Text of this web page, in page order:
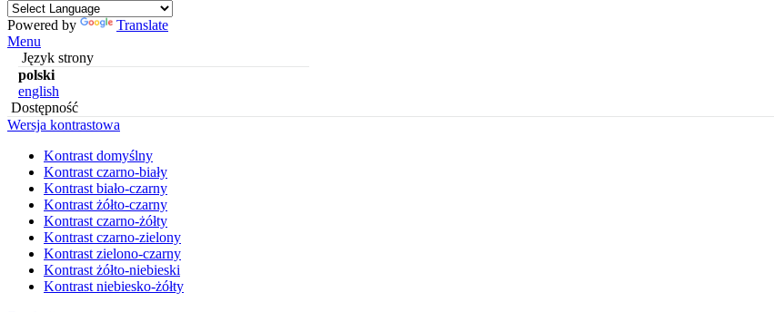
Powered by
Translate
Menu
Język strony
polski
english
Dostępność
Wersja kontrastowa
Kontrast domyślny
Kontrast czarno-biały
Kontrast biało-czarny
Kontrast żółto-czarny
Kontrast czarno-żółty
Kontrast czarno-zielony
Kontrast zielono-czarny
Kontrast żółto-niebieski
Kontrast niebiesko-żółty